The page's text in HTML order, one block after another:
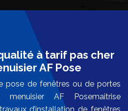
à tarif pas cher
AF Pose
pose de fenêtres ou de portes
AF Posemaitrise